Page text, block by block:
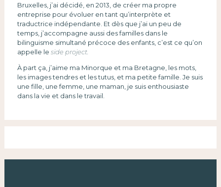
Bruxelles, j’ai décidé, en 2013, de créer ma propre
entreprise pour évoluer en tant qu’interprète et
traductrice indépendante. Et dès que j’ai un peu de
temps, j’accompagne aussi des familles dans le
bilinguisme simultané précoce des enfants, c’est ce qu’on
appelle le side project.
À part ça, j’aime ma Minorque et ma Bretagne, les mots,
les images tendres et les tutus, et ma petite famille. Je suis
une fille, une femme, une maman, je suis enthousiaste
dans la vie et dans le travail.